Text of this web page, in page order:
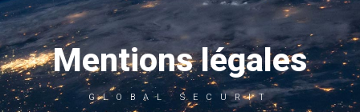
Mentions légales
GLOBAL SECURIT